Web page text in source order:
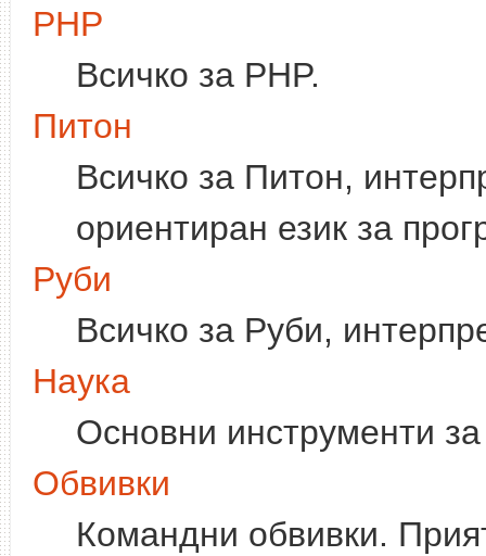
PHP
Всичко за PHP.
Питон
Всичко за Питон,
ориентиран език за
Руби
Всичко за Руби,
Наука
Основни инструменти
Обвивки
Командни обвивки.